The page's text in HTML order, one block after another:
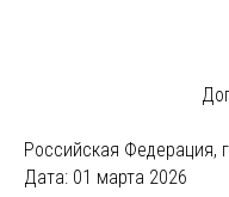
Российская Федерация,
Дата: 01 марта 2026